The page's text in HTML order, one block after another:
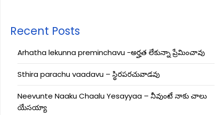
Recent Posts
Arhatha lekunna preminchavu -అర్హత లేకున్నా ప్రేమించావు
Sthira parachu vaadavu – స్థిరపరచువాడవు
Neevunte Naaku Chaalu Yesayyaa – నీవుంటే నాకు చాలు
యేసయ్యా